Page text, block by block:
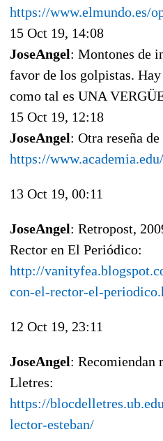
https://www.elmundo.es/
15 Oct 19, 14:08
JoseAngel: Montones de
favor de los golpistas.
como tal es UNA
15 Oct 19, 12:18
JoseAngel: Otra reseña
https://
13 Oct 19, 00:11
JoseAngel: Retropost,
Rector en El Periódico:
http://
con-el-rector-el-
12 Oct 19, 23:11
JoseAngel:
Lletres:
https://
lector-esteban/